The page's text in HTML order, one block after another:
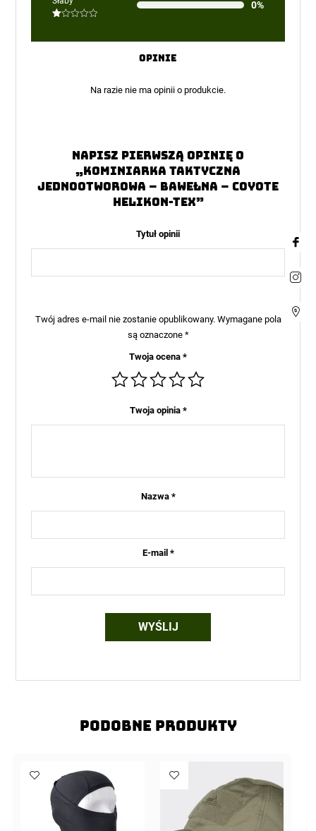
2na
5
na
0%
Opinie
Na razie nie ma opinii o produkcie.
Napisz pierwszą opinię o
„Kominiarka Taktyczna
Jednootworowa – Bawełna – Coyote
Helikon-Tex”
Tytuł opinii
Twój adres e-mail nie zostanie opublikowany. Wymagane pola
są oznaczone *
Twoja ocena *
Twoja opinia *
Nazwa *
E-mail *
Podobne produkty